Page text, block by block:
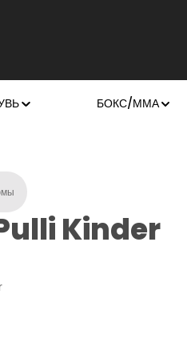
БОКС/ММА
Kinder